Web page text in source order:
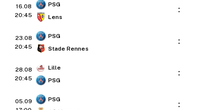
16.08
20:45
PSG
Lens
:
23.08
20:45
PSG
Stade Rennes
:
28.08
20:45
Lille
PSG
:
05.09
PSG
: